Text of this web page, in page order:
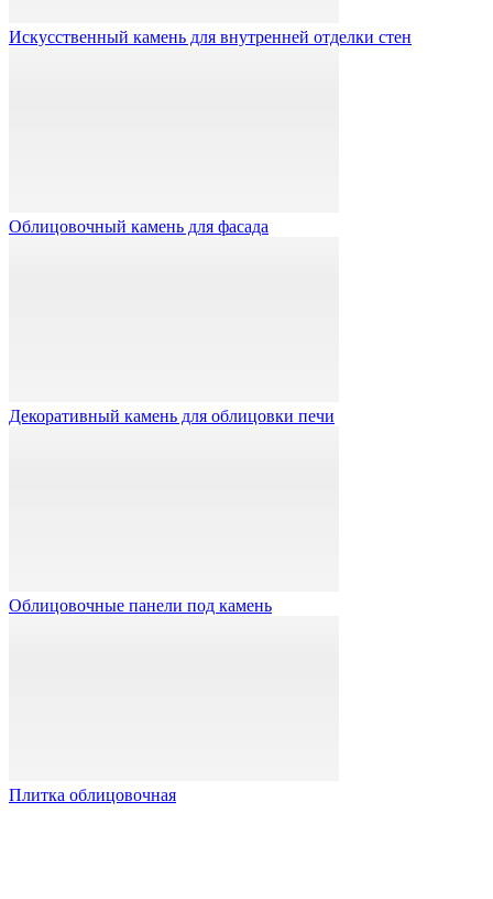
Искусственный камень для внутренней отделки стен
Облицовочный камень для фасада
Декоративный камень для облицовки печи
Облицовочные панели под камень
Плитка облицовочная